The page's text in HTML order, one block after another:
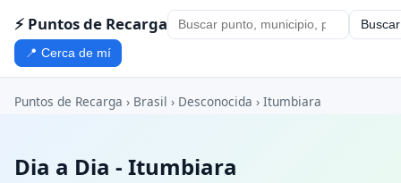
⚡ Puntos de Recarga Buscar
📍 Cerca de mí
Puntos de Recarga › Brasil › Desconocida › Itumbiara
Dia a Dia - Itumbiara